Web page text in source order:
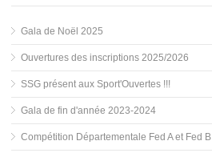
Gala de Noël 2025
Ouvertures des inscriptions 2025/2026
SSG présent aux Sport'Ouvertes !!!
Gala de fin d'année 2023-2024
Compétition Départementale Fed A et Fed B